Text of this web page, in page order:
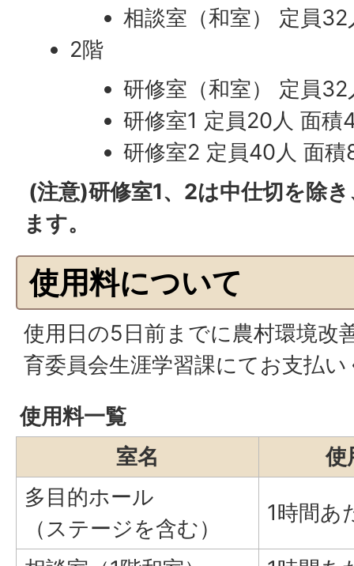
相談室（和室） 定員
2階
研修室（和室） 定員
研修室1 定員20人 面積
研修室2 定員40人 面
(注意)研修室1、2は中仕切を除
ます。
使用料について
使用日の5日前までに農村環境改
育委員会生涯学習課にてお支払
使用料一覧
室名
使
多目的ホール
（ステージを含む）
1時間あ